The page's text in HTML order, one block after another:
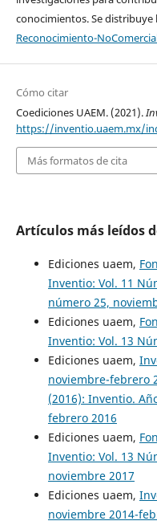
conocimientos. Se distribuye
Reconocimiento-
Cómo citar
Coediciones UAEM. (2021).
https://inventio.uaem.mx/
Más formatos de cita
Artículos más leídos
Ediciones uaem,
Inventio: Vol. 11
número 25,
Ediciones uaem,
Inventio: Vol. 13
Ediciones uaem,
noviembre-febrero
(2016): Inventio.
febrero 2016
Ediciones uaem,
Inventio: Vol. 13
noviembre 2017
Ediciones uaem,
noviembre 2014-